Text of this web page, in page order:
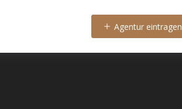
Agentur eintragen